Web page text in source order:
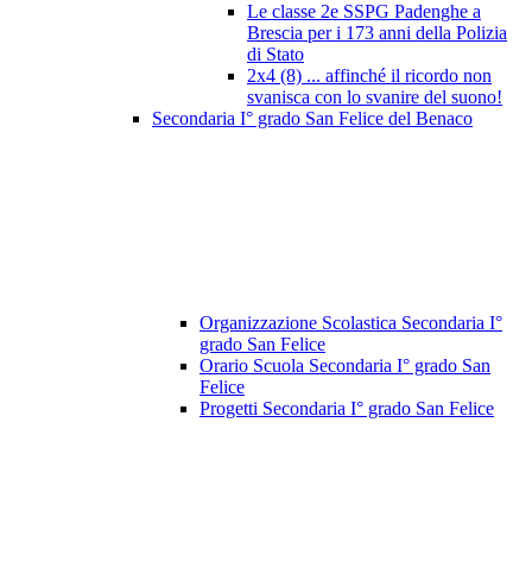
Le classe 2e SSPG Padenghe a
Brescia per i 173 anni della Polizia
di Stato
2x4 (8) ... affinché il ricordo non
svanisca con lo svanire del suono!
Secondaria I° grado San Felice del Benaco
Organizzazione Scolastica Secondaria I°
grado San Felice
Orario Scuola Secondaria I° grado San
Felice
Progetti Secondaria I° grado San Felice